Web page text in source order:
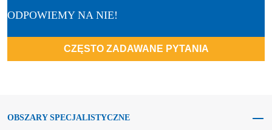
ODPOWIEMY NA NIE!
CZĘSTO ZADAWANE PYTANIA
OBSZARY SPECJALISTYCZNE